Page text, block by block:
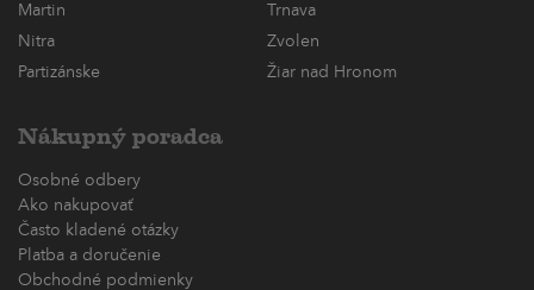
Martin
Trnava
Nitra
Zvolen
Partizánske
Žiar nad Hronom
Nákupný poradca
Osobné odbery
Ako nakupovať
Často kladené otázky
Platba a doručenie
Obchodné podmienky